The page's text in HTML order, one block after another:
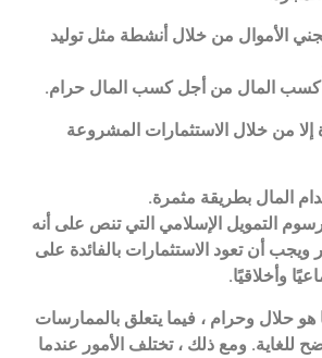
الأموال من خلال أنشطة مثل توليد
كسب المال من أجل كسب المال حرام.
إلا من خلال الاستثمارات المشروعة
المال بطريقة مثمرة.
التمويل الإسلامي التي تنص على أنه
أن تعود الاستثمارات بالفائدة على
وأخلاقيًا.
هو حلال وحرام ، فيما يتعلق بالممارسات
للغاية. ومع ذلك ، تختلف الأمور عندما